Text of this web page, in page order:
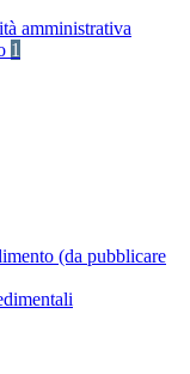
amministrativa
1
(da pubblicare